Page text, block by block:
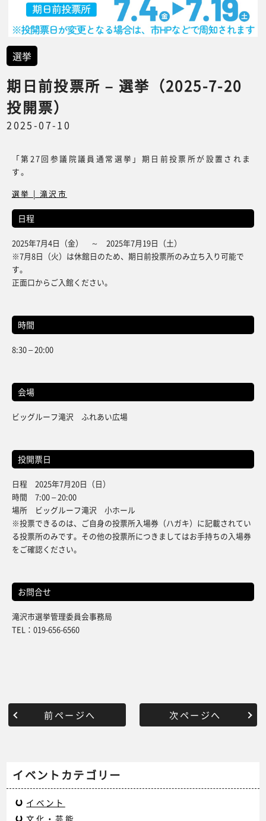
選挙
期日前投票所 – 選挙（2025-7-20
投開票）
2025-07-10
「第27回参議院議員通常選挙」期日前投票所が設置されま
す。
選挙 | 滝沢市
日程
2025年7月4日（金） ～ 2025年7月19日（土）
※7月8日（火）は休館日のため、期日前投票所のみ立ち入り可能で
す。
正面口からご入館ください。
時間
8:30 – 20:00
会場
ビッグルーフ滝沢 ふれあい広場
投開票日
日程 2025年7月20日（日）
時間 7:00 – 20:00
場所 ビッグルーフ滝沢 小ホール
※投票できるのは、ご自身の投票所入場券（ハガキ）に記載されてい
る投票所のみです。その他の投票所につきましてはお手持ちの入場券
をご確認ください。
お問合せ
滝沢市選挙管理委員会事務局
TEL：019-656-6560
前ページへ 次ページへ
イベントカテゴリー
イベント